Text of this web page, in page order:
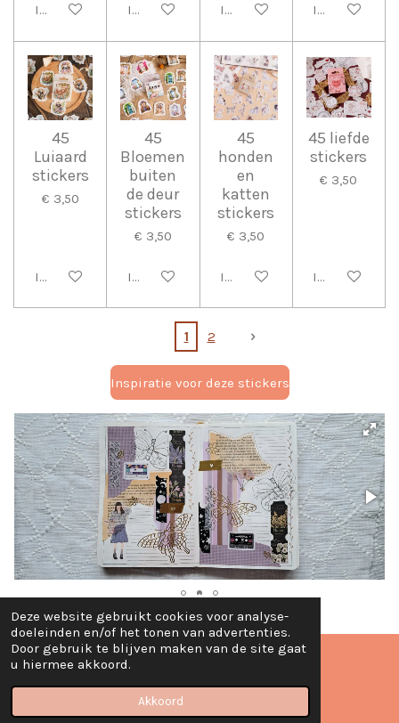
Deze website gebruikt cookies voor analyse-
doeleinden en/of het tonen van advertenties.
Door gebruik te blijven maken van de site gaat
u hiermee akkoord.
Akkoord
In winkelwagenIn winkelwagenIn winkelwagenIn
45
Luiaard
stickers
€ 3,50
In winkelwagen
45
Bloemen
buiten
de deur
stickers
€ 3,50
In winkelwagen
45
honden
en
katten
stickers
€ 3,50
In winkelwagen
45 liefde
stickers
€ 3,50
In
1 2
Inspiratie voor deze stickers
TOP
© 2020 - 2024 Creatief met Judith